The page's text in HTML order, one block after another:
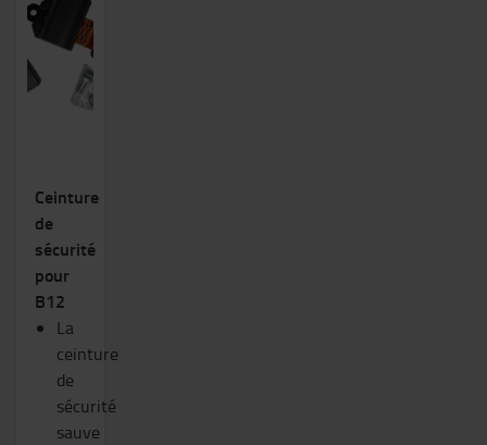
Ceinture
de
sécurité
pour
B12
La
ceinture
de
sécurité
sauve